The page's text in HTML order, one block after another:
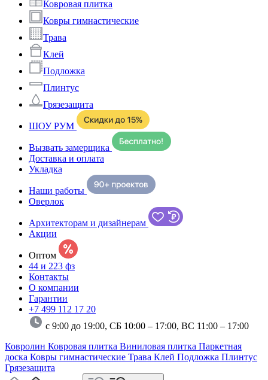
Ковровая плитка
Ковры гимнастические
Трава
Клей
Подложка
Плинтус
Грязезащита
ШОУ РУМ
Вызвать замерщика
Доставка и оплата
Укладка
Наши работы
Оверлок
Архитекторам и дизайнерам
Акции
Оптом
44 и 223 фз
Контакты
О компании
Гарантии
+7 499 112 17 20
с 9:00 до 19:00, СБ 10:00 – 17:00, ВС 11:00 – 17:00
Ковролин Ковровая плитка Виниловая плитка Паркетная
доска Ковры гимнастические Трава Клей Подложка Плинтус
Грязезащита